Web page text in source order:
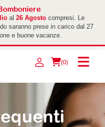
al 26 Agosto compresi. Le
saranno prese in carico dal 27
e buone vacanze.
(0)